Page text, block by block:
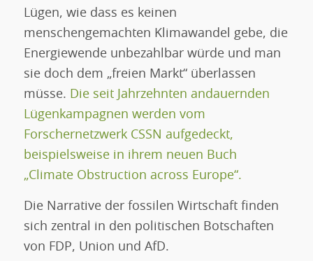
Lügen, wie dass es keinen
menschengemachten Klimawandel gebe, die
Energiewende unbezahlbar würde und man
sie doch dem „freien Markt“ überlassen
müsse. Die seit Jahrzehnten andauernden
Lügenkampagnen werden vom
Forschernetzwerk CSSN aufgedeckt,
beispielsweise in ihrem neuen Buch
„Climate Obstruction across Europe“.
Die Narrative der fossilen Wirtschaft finden
sich zentral in den politischen Botschaften
von FDP, Union und AfD.